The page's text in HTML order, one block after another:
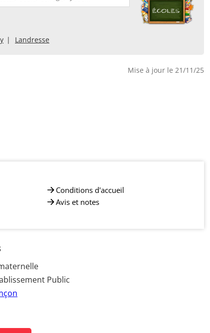
Landresse
Mise à jour le 21/11/25
Conditions d'accueil
Avis et notes
Public